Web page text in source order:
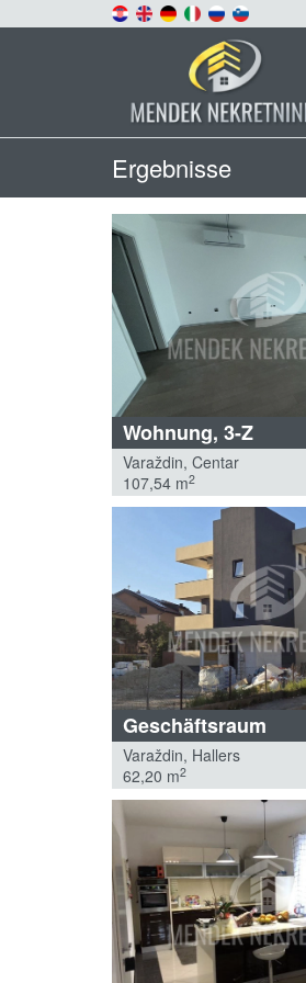
Ergebnisse
Wohnung, 3-Z
Varaždin, Centar
107,54 m2
Geschäftsraum
Varaždin, Hallers
62,20 m2